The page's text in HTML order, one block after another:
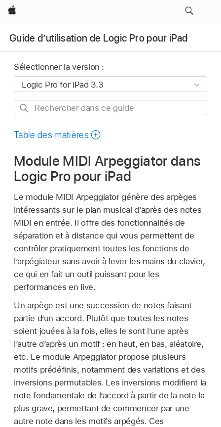
Apple
Guide d’utilisation de Logic Pro pour iPad
Sélectionner la version :
Rechercher
ce
Table des matières
Module MIDI Arpeggiator dans
Logic Pro pour iPad
Le module MIDI Arpeggiator génère des arpèges
intéressants sur le plan musical d’après des notes
MIDI en entrée. Il offre des fonctionnalités de
séparation et à distance qui vous permettent de
contrôler pratiquement toutes les fonctions de
l’arpégiateur sans avoir à lever les mains du clavier,
ce qui en fait un outil puissant pour les
performances en live.
Un arpège est une succession de notes faisant
partie d’un accord. Plutôt que toutes les notes
soient jouées à la fois, elles le sont l’une après
l’autre d’après un motif : en haut, en bas, aléatoire,
etc. Le module Arpeggiator propose plusieurs
motifs prédéfinis, notamment des variations et des
inversions permutables. Les inversions modifient la
note fondamentale de l’accord à partir de la note la
plus grave, permettant de commencer par une
autre note dans les motifs arpégés. Ces